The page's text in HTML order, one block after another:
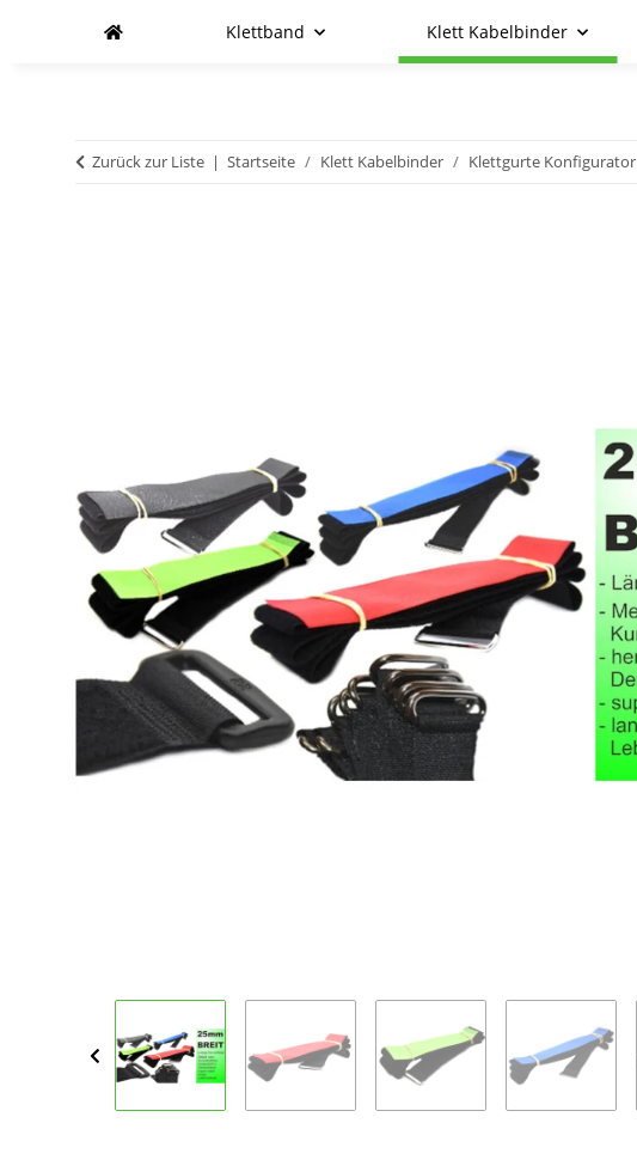
Klettband Klett Kabelbinder
Zurück zur Liste Startseite Klett Kabelbinder Klettgurte Konfigurator